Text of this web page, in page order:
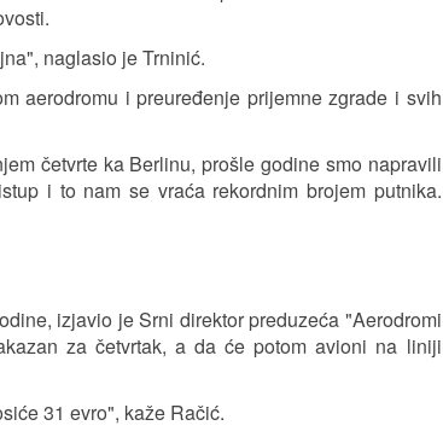
naglasio je Trninić.
aerodromu i preuređenje prijemne zgrade i svih
četvrte ka Berlinu, prošle godine smo napravili
i to nam se vraća rekordnim brojem putnika.
izjavio je Srni direktor preduzeća "Aerodromi
za četvrtak, a da će potom avioni na liniji
31 evro", kaže Račić.